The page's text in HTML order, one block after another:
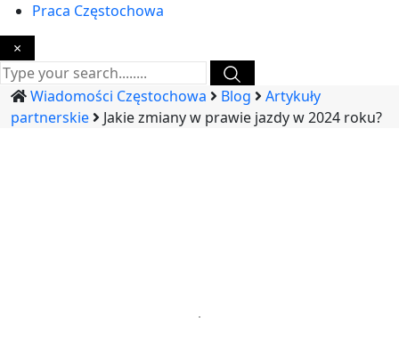
Praca Częstochowa
×
Wiadomości Częstochowa Blog
Artykuły
partnerskie
Jakie zmiany w prawie jazdy w 2024 roku?